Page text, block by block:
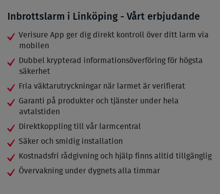
Inbrottslarm i Linköping - Vårt erbjudande
Verisure App ger dig direkt kontroll över ditt larm via
mobilen
Dubbel krypterad informationsöverföring för högsta
säkerhet
Fria väktarutryckningar när larmet är verifierat
Garanti på produkter och tjänster under hela
avtalstiden
Direktkoppling till vår larmcentral
Säker och smidig installation
Kostnadsfri rådgivning och hjälp finns alltid tillgänglig
Övervakning under dygnets alla timmar